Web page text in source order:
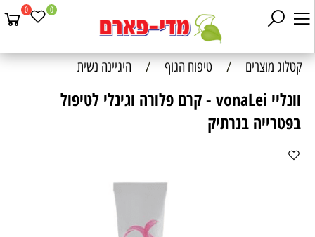
0 0
קטלוג מוצרים / טיפוח הגוף / היגיינה נשית
וונליי vonaLei - קרם פלורה וגינלי לטיפול
בפטרייה בנרתיק